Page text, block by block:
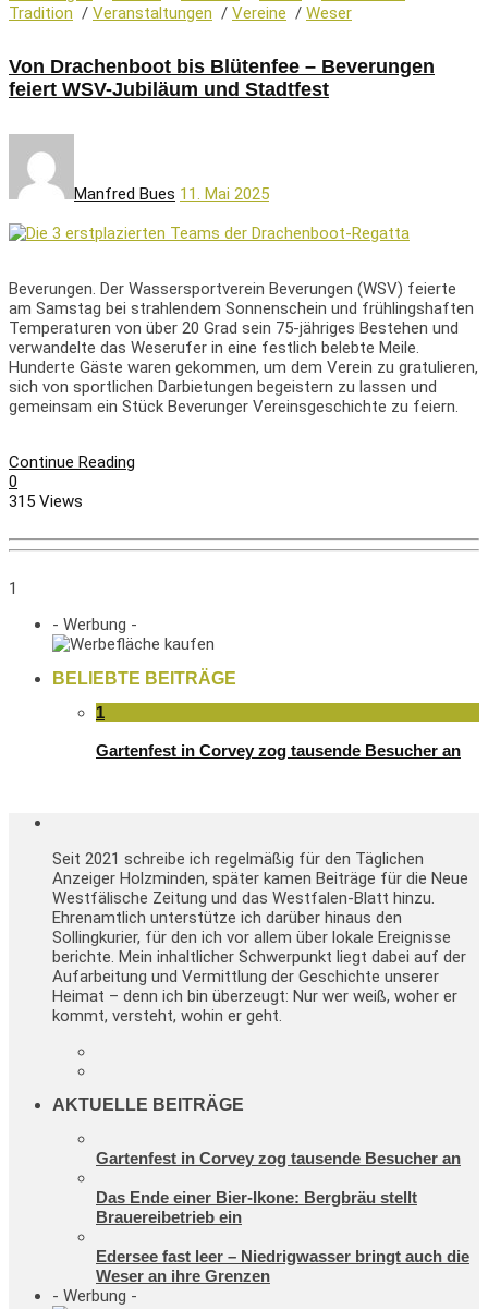
Tradition / Veranstaltungen / Vereine / Weser
Von Drachenboot bis Blütenfee – Beverungen
feiert WSV-Jubiläum und Stadtfest
Manfred Bues 11. Mai 2025
Beverungen. Der Wassersportverein Beverungen (WSV) feierte
am Samstag bei strahlendem Sonnenschein und frühlingshaften
Temperaturen von über 20 Grad sein 75-jähriges Bestehen und
verwandelte das Weserufer in eine festlich belebte Meile.
Hunderte Gäste waren gekommen, um dem Verein zu gratulieren,
sich von sportlichen Darbietungen begeistern zu lassen und
gemeinsam ein Stück Beverunger Vereinsgeschichte zu feiern.
Continue Reading
0
315 Views
1
- Werbung -
BELIEBTE BEITRÄGE
1
Gartenfest in Corvey zog tausende Besucher an
Seit 2021 schreibe ich regelmäßig für den Täglichen
Anzeiger Holzminden, später kamen Beiträge für die Neue
Westfälische Zeitung und das Westfalen-Blatt hinzu.
Ehrenamtlich unterstütze ich darüber hinaus den
Sollingkurier, für den ich vor allem über lokale Ereignisse
berichte. Mein inhaltlicher Schwerpunkt liegt dabei auf der
Aufarbeitung und Vermittlung der Geschichte unserer
Heimat – denn ich bin überzeugt: Nur wer weiß, woher er
kommt, versteht, wohin er geht.
AKTUELLE BEITRÄGE
Gartenfest in Corvey zog tausende Besucher an
Das Ende einer Bier-Ikone: Bergbräu stellt
Brauereibetrieb ein
Edersee fast leer – Niedrigwasser bringt auch die
Weser an ihre Grenzen
- Werbung -